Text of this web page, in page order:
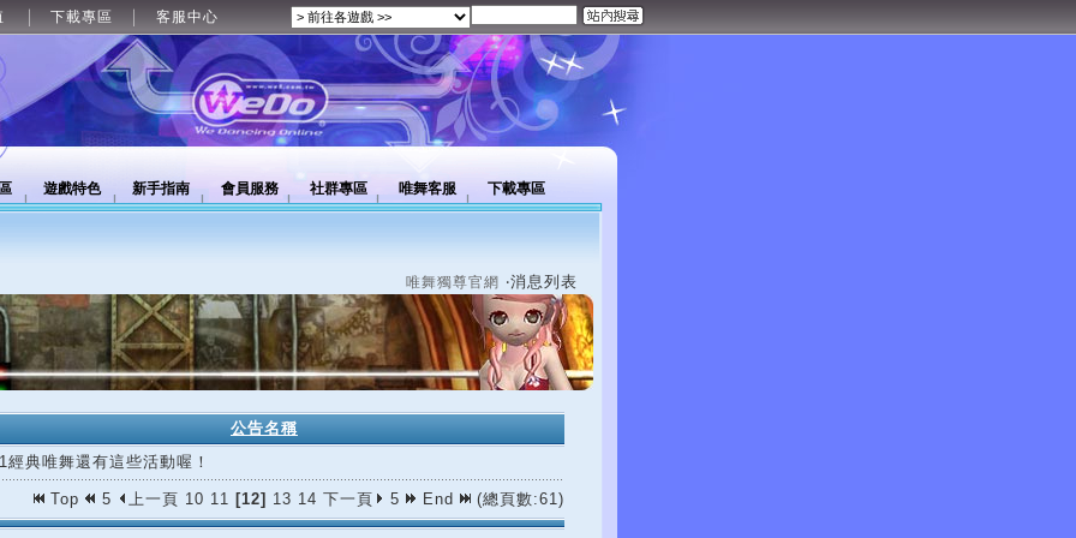
下載專區 客服中心
遊戲特色 新手指南 會員服務 社群專區 唯舞客服 下載專區
唯舞獨尊官網 ‧消息列表
公告名稱
經典唯舞還有這些活動喔！
Top 5 上一頁 10 11 [12] 13 14 下一頁 5 End (總頁數:61)